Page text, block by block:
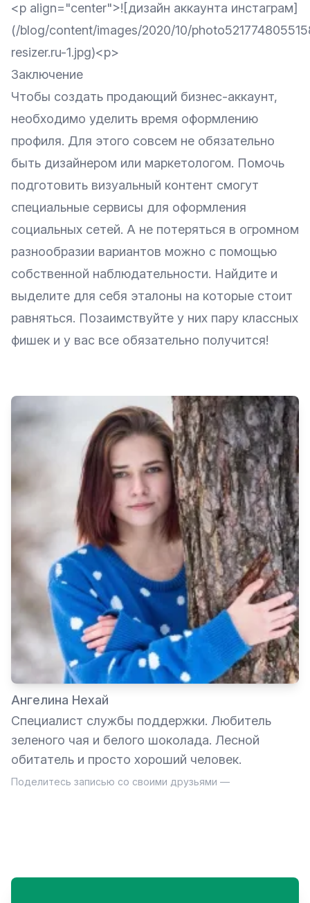
<p align="center">![дизайн аккаунта инстаграм]
(/blog/content/images/2020/10/
resizer.ru-1.jpg)<p>
Заключение
Чтобы создать продающий бизнес-аккаунт,
необходимо уделить время оформлению
профиля. Для этого совсем не обязательно
быть дизайнером или маркетологом. Помочь
подготовить визуальный контент смогут
специальные сервисы для оформления
социальных сетей. А не потеряться в огромном
разнообразии вариантов можно с помощью
собственной наблюдательности. Найдите и
выделите для себя эталоны на которые стоит
равняться. Позаимствуйте у них пару классных
фишек и у вас все обязательно получится!
Ангелина Нехай
Специалист службы поддержки. Любитель
зеленого чая и белого шоколада. Лесной
обитатель и просто хороший человек.
Поделитесь записью со своими друзьями —